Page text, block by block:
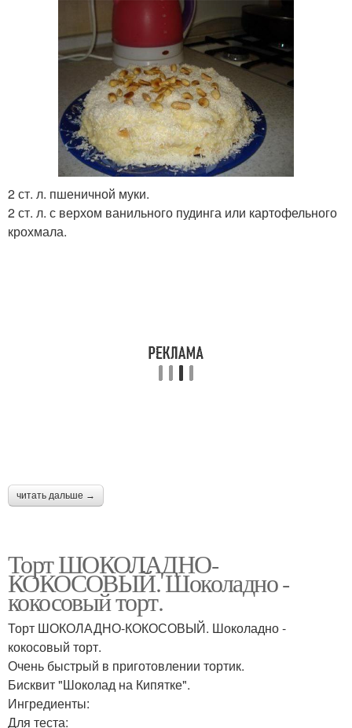
Стружка для торта Кокосовое молоко
Крем для торта Начинка для торта
2 ст. л. пшеничной муки.
2 ст. л. с верхом ванильного пудинга или картофельного
крохмала.
читать дальше →
Торт ШОКОЛАДНО-
КОКОСОВЫЙ. Шоколадно -
кокосовый торт.
Торт ШОКОЛАДНО-КОКОСОВЫЙ. Шоколадно -
кокосовый торт.
Очень быстрый в приготовлении тортик.
Бисквит "Шоколад на Кипятке".
Ингредиенты:
Для теста: